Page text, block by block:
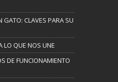
GATO: CLAVES PARA SU
LO QUE NOS UNE
DE FUNCIONAMIENTO